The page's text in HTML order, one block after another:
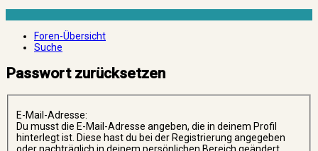
Foren-Übersicht
Suche
Passwort zurücksetzen
E-Mail-Adresse:
Du musst die E-Mail-Adresse angeben, die in deinem Profil
hinterlegt ist. Diese hast du bei der Registrierung angegeben
oder nachträglich in deinem persönlichen Bereich geändert.